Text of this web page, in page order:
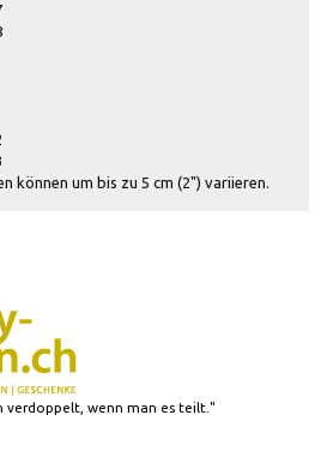
können um bis zu 5 cm (2") variieren.
verdoppelt, wenn man es teilt."